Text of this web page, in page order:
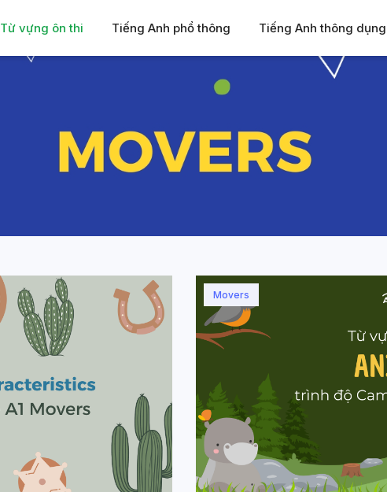
Từ vựng ôn thi Tiếng Anh phổ thông Tiếng Anh thông dụng
Movers